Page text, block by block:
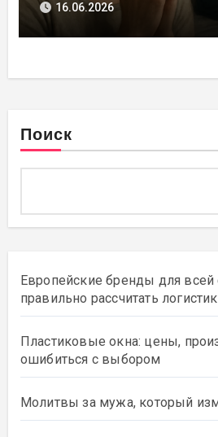
16.06.2026
Поиск
Европейские бренды для всей
правильно рассчитать
Пластиковые окна: цены,
ошибиться с выбором
Молитвы за мужа, который